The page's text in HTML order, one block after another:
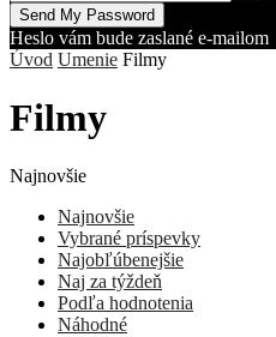
Heslo vám bude zaslané e-mailom
Úvod Umenie Filmy
Filmy
Najnovšie
Najnovšie
Vybrané príspevky
Najobľúbenejšie
Naj za týždeň
Podľa hodnotenia
Náhodné